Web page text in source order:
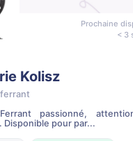
Prochaine
< 3
Kolisz
Ferrant passionné,
Disponible pour par...